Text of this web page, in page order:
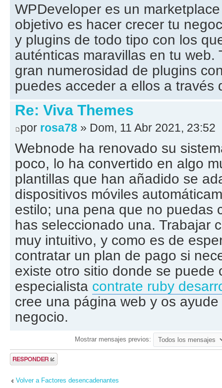
WPDeveloper es un
objetivo es hacer crecer tu
y plugins de todo tipo con los
auténticas maravillas en tu web.
gran numerosidad de plugins
puedes acceder a ellos a través
Re: Viva Themes
por rosa78 » Dom, 11 Abr 2021, 23:52
Webnode ha renovado su
poco, lo ha convertido en algo
plantillas que han añadido se
dispositivos móviles
estilo; una pena que no puedas
has seleccionado una. Trabajar
muy intuitivo, y como es de
contratar un plan de pago si
existe otro sitio donde se puede
especialista contrate ruby
cree una página web y os
negocio.
Mostrar mensajes previos:
Publicar una
respuesta
Volver a Factores desencadenantes